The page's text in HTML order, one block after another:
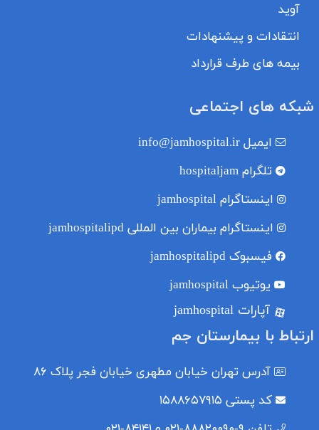
آوید
انتقادات و پیشنهادات
بیمه های طرف قرارداد
شبکه های اجتماعی
ایمیل info@jamhospital.ir
تلگرام hospitaljam
اینستاگرام jamhospital
اینستاگرام بیماران بین المللی jamhospitalipd
فیسبوک jamhospitalipd
یوتیوب jamhospital
آپارات jamhospital
ارتباط با بیمارستان جم
آدرس تهران خیابان مطهری خیابان فجر پلاک ۸۶
کد پستی